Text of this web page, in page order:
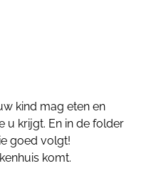
kind mag eten en
u krijgt. En in de folder
goed volgt!
komt.